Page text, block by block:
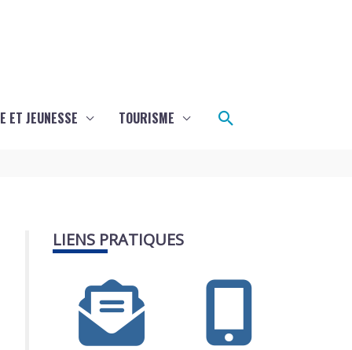
ET JEUNESSE TOURISME Rechercher
LIENS PRATIQUES